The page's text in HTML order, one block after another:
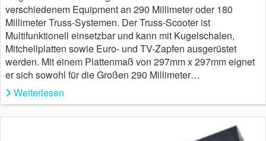
verschiedenem Equipment an 290 Millimeter oder 180
Millimeter Truss-Systemen. Der Truss-Scooter ist
Multifunktionell einsetzbar und kann mit Kugelschalen,
Mitchellplatten sowie Euro- und TV-Zapfen ausgerüstet
werden. Mit einem Plattenmaß von 297mm x 297mm eignet
er sich sowohl für die Großen 290 Millimeter…
Weiterlesen